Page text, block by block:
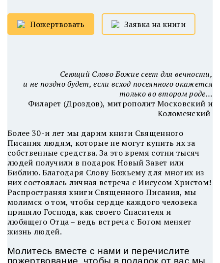
Пожертвовать Заявка на книги
Сеющий Слово Божие сеет для вечности,
и не поздно будет, если всход посеянного окажется
только во втором роде…
Филарет (Дроздов), митрополит Московский и
Коломенский
Более 30-и лет мы дарим книги Священного
Писания людям, которые не могут купить их за
собственные средства. За это время сотни тысяч
людей получили в подарок Новый Завет или
Библию. Благодаря Слову Божьему для многих из
них состоялась личная встреча с Иисусом Христом!
Распространяя книги Священного Писания, мы
молимся о том, чтобы сердце каждого человека
приняло Господа, как своего Спасителя и
любящего Отца – ведь встреча с Богом меняет
жизнь людей.
Молитесь вместе с нами и перечислите
пожертвование, чтобы в подарок от вас мы